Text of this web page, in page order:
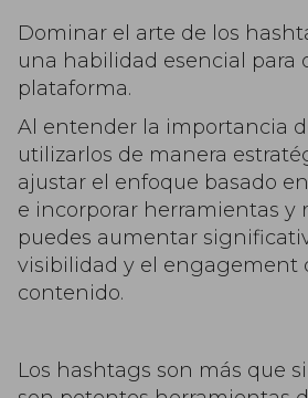
Dominar el arte de los
una habilidad esencial para
plataforma.
Al entender la importancia
utilizarlos de manera
ajustar el enfoque basado
e incorporar herramientas y
puedes aumentar
visibilidad y el engagement
contenido.
Los hashtags son más que